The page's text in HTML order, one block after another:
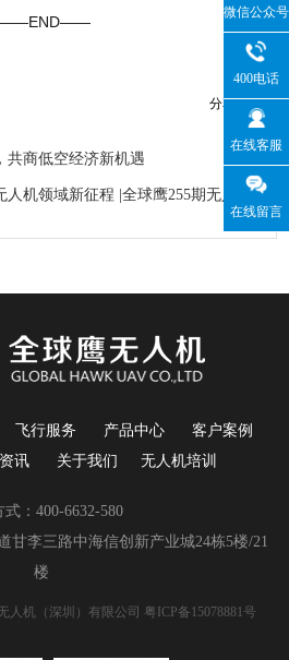
分享到：
共商低空经济新机遇
下一篇：赋能未来，共启无人机领域新征程 |全球鹰255期无人机操控员执照培训班盛大召开！
微信公众号
400电话
在线客服
在线留言
飞行服务 产品中心
客户案例
讯 关于我们 无人机培训
：400-6632-580
甘李三路中海信创新产业城24栋5楼/21
楼
人机（深圳）有限公司粤ICP备15078881号